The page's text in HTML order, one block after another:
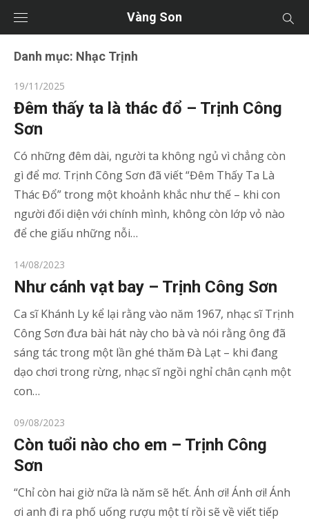
Vàng Son
Danh mục: Nhạc Trịnh
Posted
on
19/11/2025
Đêm thấy ta là thác đổ – Trịnh Công
Sơn
Có những đêm dài, người ta không ngủ vì chẳng còn
gì để mơ. Trịnh Công Sơn đã viết “Đêm Thấy Ta Là
Thác Đổ” trong một khoảnh khắc như thế – khi con
người đối diện với chính mình, không còn lớp vỏ nào
để che giấu những nỗi…
Posted
on
14/08/2023
Như cánh vạt bay – Trịnh Công Sơn
Ca sĩ Khánh Ly kể lại rằng vào năm 1967, nhạc sĩ Trịnh
Công Sơn đưa bài hát này cho bà và nói rằng ông đã
sáng tác trong một lần ghé thăm Đà Lạt – khi đang
dạo chơi trong rừng, nhạc sĩ ngồi nghỉ chân cạnh một
con…
Posted
on
09/08/2023
Còn tuổi nào cho em – Trịnh Công
Sơn
“Chỉ còn hai giờ nữa là năm sẽ hết. Ánh ơi! Ánh ơi! Ánh
ơi anh đi ra phố uống rượu một tí rồi sẽ về viết tiếp